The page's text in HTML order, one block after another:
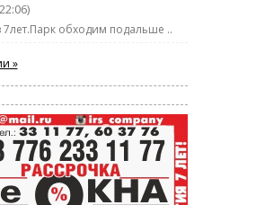
обходим подальше ..
»